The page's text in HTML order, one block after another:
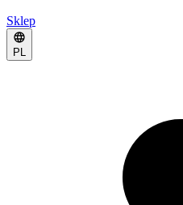
Sklep
PL